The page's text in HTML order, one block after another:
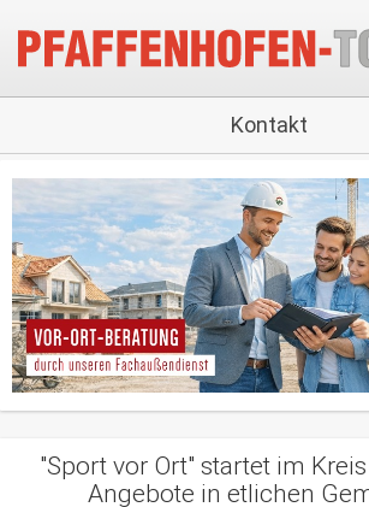
Kontakt
"Sport vor Ort" startet im Kreis
Angebote in etlichen